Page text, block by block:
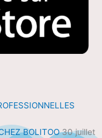
BOLITOO 30 juillet